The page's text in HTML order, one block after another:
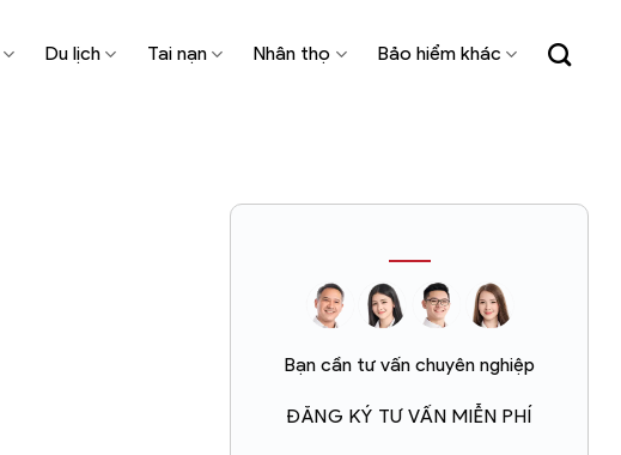
Du lịch Tai nạn Nhân thọ Bảo hiểm khác
Bạn cần tư vấn chuyên nghiệp
ĐĂNG KÝ TƯ VẤN MIỄN PHÍ